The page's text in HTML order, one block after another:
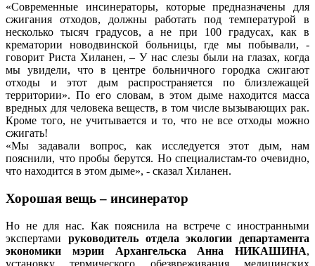
«Современные инсинераторы, которые предназначены для
сжигания отходов, должны работать под температурой в
несколько тысяч градусов, а не при 100 градусах, как в
крематории новодвинской больницы, где мы побывали, -
говорит Риста Хиланен, – У нас слезы были на глазах, когда
мы увидели, что в центре больничного городка сжигают
отходы и этот дым распространяется по близлежащей
территории». По его словам, в этом дыме находится масса
вредных для человека веществ, в том числе вызывающих рак.
Кроме того, не учитывается и то, что не все отходы можно
сжигать!
«Мы задавали вопрос, как исследуется этот дым, нам
пояснили, что пробы берутся. Но специалистам-то очевидно,
что находится в этом дыме», - сказал Хиланен.
Хорошая вещь – инсинератор
Но не для нас. Как пояснила на встрече с иностранными
экспертами руководитель отдела экологии департамента
экономики мэрии Архангельска Анна НИКАШИНА,
установку термического обезвреживания медицинских